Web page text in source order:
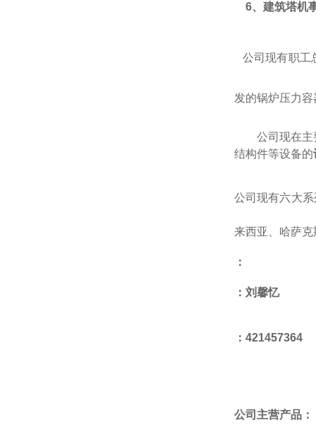
6、 建筑塔机
公司现有职工
发的锅炉压力容
公司现在
结构件等设备的
公司现有六大
来西亚 哈萨克
：
： 刘馨忆
： 421457364
公司主营产品：